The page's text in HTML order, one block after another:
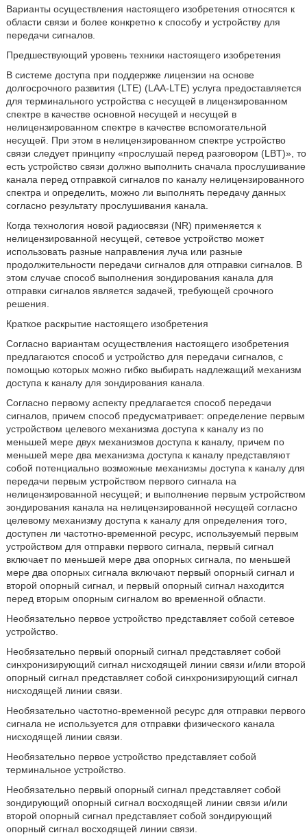
Варианты осуществления настоящего изобретения относятся к
области связи и более конкретно к способу и устройству для
передачи сигналов.
Предшествующий уровень техники настоящего изобретения
В системе доступа при поддержке лицензии на основе
долгосрочного развития (LTE) (LAA-LTE) услуга предоставляется
для терминального устройства с несущей в лицензированном
спектре в качестве основной несущей и несущей в
нелицензированном спектре в качестве вспомогательной
несущей. При этом в нелицензированном спектре устройство
связи следует принципу «прослушай перед разговором (LBT)», то
есть устройство связи должно выполнить сначала прослушивание
канала перед отправкой сигналов по каналу нелицензированного
спектра и определить, можно ли выполнять передачу данных
согласно результату прослушивания канала.
Когда технология новой радиосвязи (NR) применяется к
нелицензированной несущей, сетевое устройство может
использовать разные направления луча или разные
продолжительности передачи сигналов для отправки сигналов. В
этом случае способ выполнения зондирования канала для
отправки сигналов является задачей, требующей срочного
решения.
Краткое раскрытие настоящего изобретения
Согласно вариантам осуществления настоящего изобретения
предлагаются способ и устройство для передачи сигналов, с
помощью которых можно гибко выбирать надлежащий механизм
доступа к каналу для зондирования канала.
Согласно первому аспекту предлагается способ передачи
сигналов, причем способ предусматривает: определение первым
устройством целевого механизма доступа к каналу из по
меньшей мере двух механизмов доступа к каналу, причем по
меньшей мере два механизма доступа к каналу представляют
собой потенциально возможные механизмы доступа к каналу для
передачи первым устройством первого сигнала на
нелицензированной несущей; и выполнение первым устройством
зондирования канала на нелицензированной несущей согласно
целевому механизму доступа к каналу для определения того,
доступен ли частотно-временной ресурс, используемый первым
устройством для отправки первого сигнала, первый сигнал
включает по меньшей мере два опорных сигнала, по меньшей
мере два опорных сигнала включают первый опорный сигнал и
второй опорный сигнал, и первый опорный сигнал находится
перед вторым опорным сигналом во временной области.
Необязательно первое устройство представляет собой сетевое
устройство.
Необязательно первый опорный сигнал представляет собой
синхронизирующий сигнал нисходящей линии связи и/или второй
опорный сигнал представляет собой синхронизирующий сигнал
нисходящей линии связи.
Необязательно частотно-временной ресурс для отправки первого
сигнала не используется для отправки физического канала
нисходящей линии связи.
Необязательно первое устройство представляет собой
терминальное устройство.
Необязательно первый опорный сигнал представляет собой
зондирующий опорный сигнал восходящей линии связи и/или
второй опорный сигнал представляет собой зондирующий
опорный сигнал восходящей линии связи.